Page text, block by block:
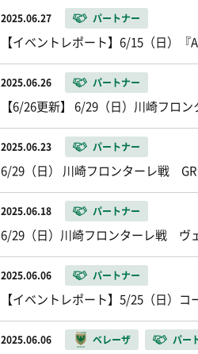
2025.06.27 パートナー
【イベントレポート】6/15（日）『
2025.06.26 パートナー
【6/26更新】 6/29（日）川崎フロ
2025.06.23 パートナー
6/29（日） 川崎フロンターレ戦
2025.06.18 パートナー
6/29（日）川崎フロンターレ戦 ヴ
2025.06.06 パートナー
【イベントレポート】5/25（日）
2025.06.06 ベレーザ パー